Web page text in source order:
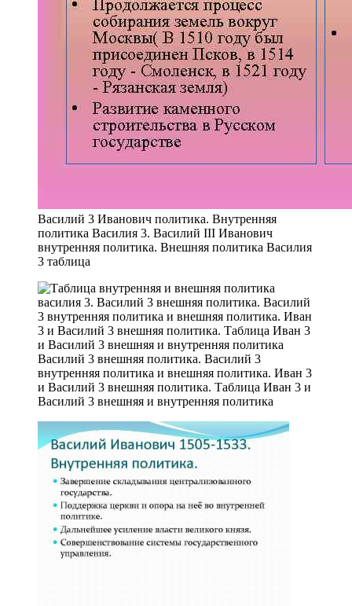
Василий 3 Иванович политика. Внутренняя
политика Василия 3. Василий III Иванович
внутренняя политика. Внешняя политика Василия
3 таблица
Василий 3 внешняя политика. Василий 3
внутренняя политика и внешняя политика. Иван 3
и Василий 3 внешняя политика. Таблица Иван 3 и
Василий 3 внешняя и внутренняя политика